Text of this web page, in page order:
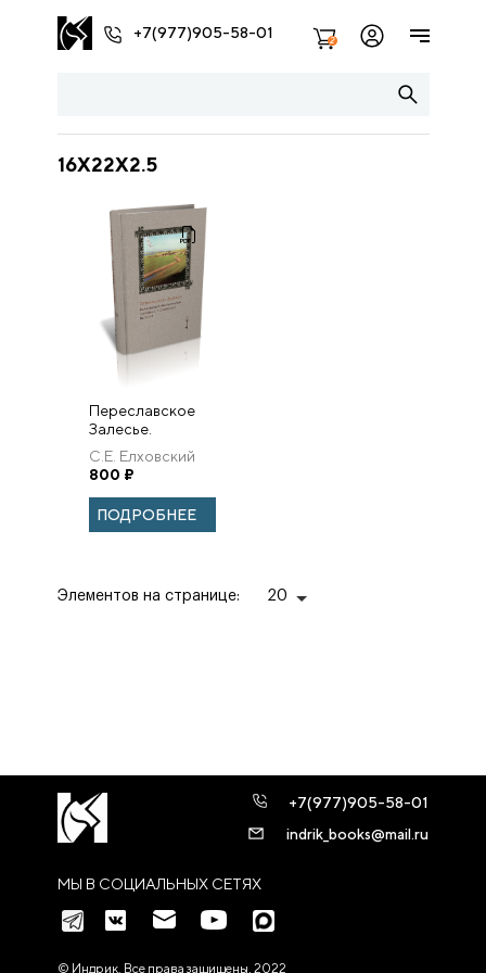
+7(977)905-58-01 2
16X22X2.5
Переславское
Залесье.
Фольклорно-
этнографическое
собрание С.Е.
Елховского. Вып.
С.Е. Елховский
800 ₽
ПОДРОБНЕЕ
Элементов на странице: 20
МЫ В СОЦИАЛЬНЫХ СЕТЯХ
+7(977)905-58-01
indrik_books@mail.ru
© Индрик. Все права защищены, 2022